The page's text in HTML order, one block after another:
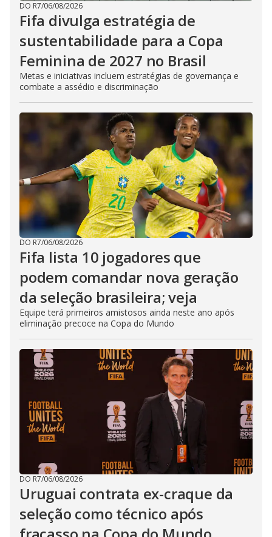
DO R7/06/08/2026
Fifa divulga estratégia de
sustentabilidade para a Copa
Feminina de 2027 no Brasil
Metas e iniciativas incluem estratégias de governança e
combate a assédio e discriminação
DO R7/06/08/2026
Fifa lista 10 jogadores que
podem comandar nova geração
da seleção brasileira; veja
Equipe terá primeiros amistosos ainda neste ano após
eliminação precoce na Copa do Mundo
DO R7/06/08/2026
Uruguai contrata ex-craque da
seleção como técnico após